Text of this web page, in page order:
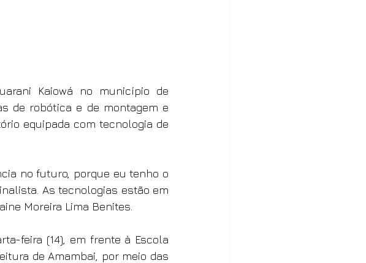
Kaiowá no município de
de robótica e de montagem e
equipada com tecnologia de
no futuro, porque eu tenho o
As tecnologias estão em
Moreira Lima Benites.
feira (14), em frente à Escola
de Amambai, por meio das